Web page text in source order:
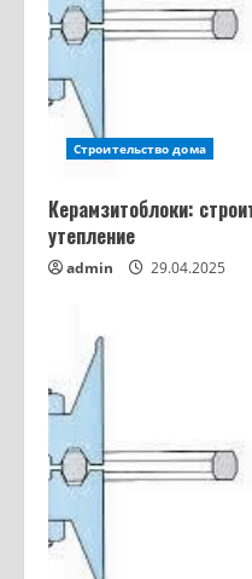
Строительство дома
Керамзитоблоки:
утепление
admin 29.04.2025
Как
ошибок
Фанера:
3 мм до